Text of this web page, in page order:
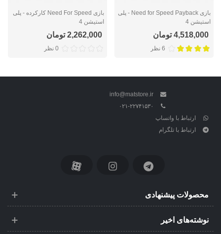
بازی Need for Speed Payback - پلی
استیشن 4
4,518,000 تومان
6 نظر
بازی Need For Speed کارکرده - پلی
استیشن 4
2,262,000 تومان
0 نظر
info@matstore.ir
۰۲۱-۲۲۷۴۱۵۳۰
ارتباط با واتساپ
ارتباط با تلگرام
محصولات پیشنهادی
نوشته‌های اخیر